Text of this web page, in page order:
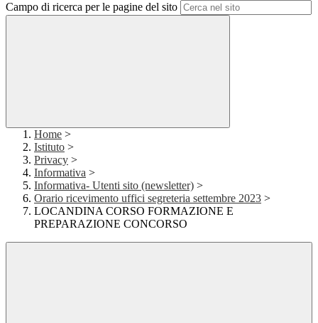
Campo di ricerca per le pagine del sito
Home >
Istituto >
Privacy >
Informativa >
Informativa- Utenti sito (newsletter) >
Orario ricevimento uffici segreteria settembre 2023 >
LOCANDINA CORSO FORMAZIONE E
PREPARAZIONE CONCORSO